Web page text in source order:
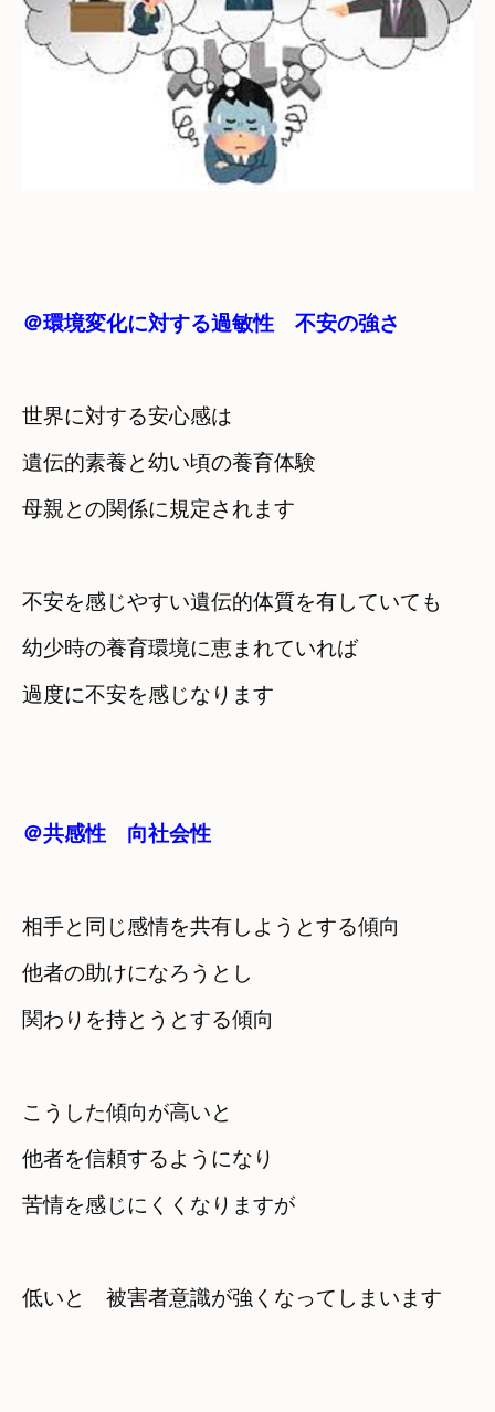
＠環境変化に対する過敏性　不安の強さ
世界に対する安心感は
遺伝的素養と幼い頃の養育体験
母親との関係に規定されます
不安を感じやすい遺伝的体質を有していても
幼少時の養育環境に恵まれていれば
過度に不安を感じなります
＠共感性　向社会性
相手と同じ感情を共有しようとする傾向
他者の助けになろうとし
関わりを持とうとする傾向
こうした傾向が高いと
他者を信頼するようになり
苦情を感じにくくなりますが
低いと　被害者意識が強くなってしまいます